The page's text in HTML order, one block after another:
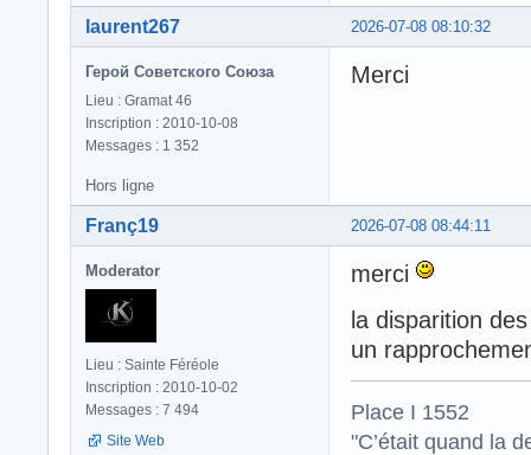
2026-07-08 08:10:32
laurent267
Герой Советского Союза
Lieu : Gramat 46
Inscription : 2010-10-08
Messages : 1 352
Merci
Hors ligne
2026-07-08 08:44:11
Franç19
Moderator
Lieu : Sainte Féréole
Inscription : 2010-10-02
Messages : 7 494
Site Web
merci
la disparition
un
Place I 1552
"C’était quand la